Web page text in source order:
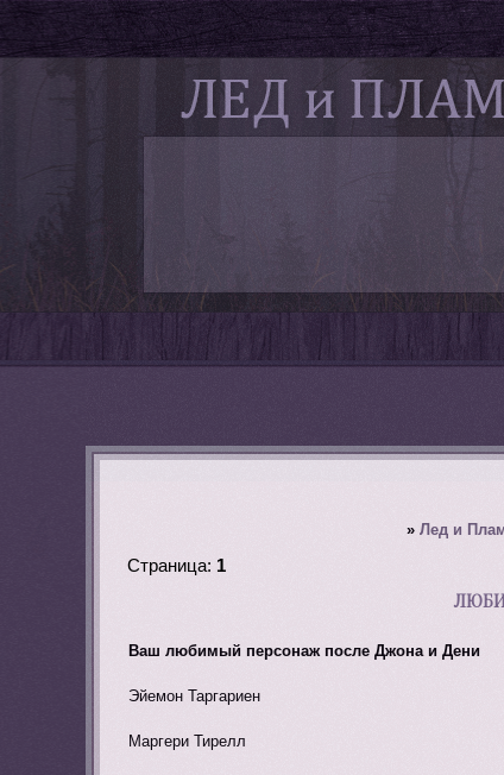
» Лед и
Страница: 1
Ваш любимый персонаж после Джона и Дени
Эйемон Таргариен
Маргери Тирелл